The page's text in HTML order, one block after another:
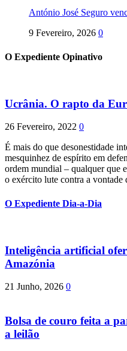
António José Seguro
9 Fevereiro, 2026 0
O Expediente Opinativo
Ucrânia. O rapto da
26 Fevereiro, 2022 0
É mais do que desonestidade
mesquinhez de espírito em
ordem mundial – qualquer que
o exército lute contra a vontade
O Expediente Dia-a-Dia
Inteligência artificial
Amazónia
21 Junho, 2026 0
Bolsa de couro feita a
a leilão